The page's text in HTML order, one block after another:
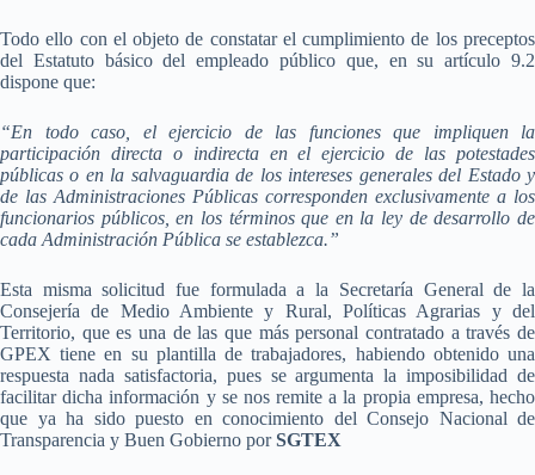
Todo ello con el objeto de constatar el cumplimiento de los preceptos
del Estatuto básico del empleado público que, en su artículo 9.2
dispone que:
“En todo caso, el ejercicio de las funciones que impliquen la
participación directa o indirecta en el ejercicio de las potestades
públicas o en la salvaguardia de los intereses generales del Estado y
de las Administraciones Públicas corresponden exclusivamente a los
funcionarios públicos, en los términos que en la ley de desarrollo de
cada Administración Pública se establezca.”
Esta misma solicitud fue formulada a la Secretaría General de la
Consejería de Medio Ambiente y Rural, Políticas Agrarias y del
Territorio, que es una de las que más personal contratado a través de
GPEX tiene en su plantilla de trabajadores, habiendo obtenido una
respuesta nada satisfactoria, pues se argumenta la imposibilidad de
facilitar dicha información y se nos remite a la propia empresa, hecho
que ya ha sido puesto en conocimiento del Consejo Nacional de
Transparencia y Buen Gobierno porSGTEX